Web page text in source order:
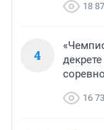
18
4
16